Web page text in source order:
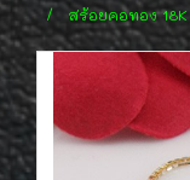
สร้อยคอทอง